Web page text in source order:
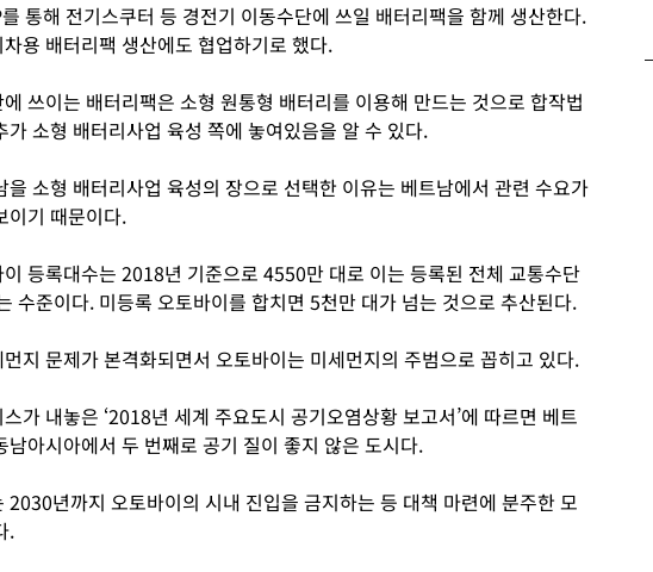
통해 전기스쿠터 등 경전기 이동수단에 쓰일 배터리팩을 함께 생산한다.
용 배터리팩 생산에도 협업하기로 했다.
쓰이는 배터리팩은 소형 원통형 배터리를 이용해 만드는 것으로 합작법
가 소형 배터리사업 육성 쪽에 놓여있음을 알 수 있다.
을 소형 배터리사업 육성의 장으로 선택한 이유는 베트남에서 관련 수요가
이기 때문이다.
등록대수는 2018년 기준으로 4550만 대로 이는 등록된 전체 교통수단
수준이다. 미등록 오토바이를 합치면 5천만 대가 넘는 것으로 추산된다.
지 문제가 본격화되면서 오토바이는 미세먼지의 주범으로 꼽히고 있다.
가 내놓은 ‘2018년 세계 주요도시 공기오염상황 보고서’에 따르면 베트
남아시아에서 두 번째로 공기 질이 좋지 않은 도시다.
2030년까지 오토바이의 시내 진입을 금지하는 등 대책 마련에 분주한 모
.